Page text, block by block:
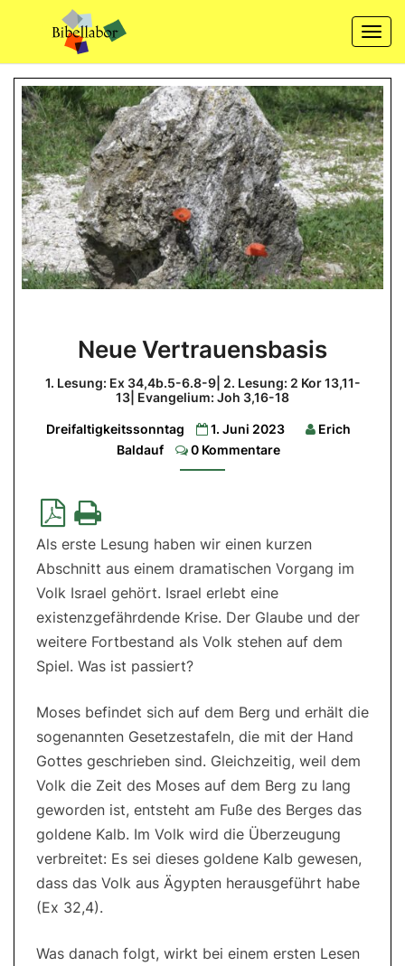
content
Vertrauensbasis
Lesung:
Ex
6.8-
2.
Lesung:
Joh
18
Neue Vertrauensbasis
1. Lesung: Ex 34,4b.5-6.8-9| 2. Lesung: 2 Kor 13,11-
13| Evangelium: Joh 3,16-18
Dreifaltigkeitssonntag 1. Juni 2023
Erich
Baldauf
Comments
0 Kommentare
Als erste Lesung haben wir einen kurzen
Abschnitt aus einem dramatischen Vorgang im
Volk Israel gehört. Israel erlebt eine
existenzgefährdende Krise. Der Glaube und der
weitere Fortbestand als Volk stehen auf dem
Spiel. Was ist passiert?
Moses befindet sich auf dem Berg und erhält die
sogenannten Gesetzestafeln, die mit der Hand
Gottes geschrieben sind. Gleichzeitig, weil dem
Volk die Zeit des Moses auf dem Berg zu lang
geworden ist, entsteht am Fuße des Berges das
goldene Kalb. Im Volk wird die Überzeugung
verbreitet: Es sei dieses goldene Kalb gewesen,
dass das Volk aus Ägypten herausgeführt habe
(Ex 32,4).
Was danach folgt, wirkt bei einem ersten Lesen